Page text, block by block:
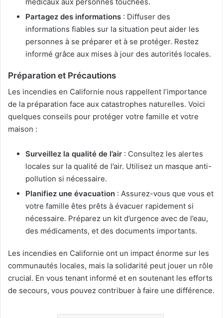
Partagez des informations : Diffuser des
informations fiables sur la situation peut aider les
personnes à se préparer et à se protéger. Restez
informé grâce aux mises à jour des autorités locales.
Préparation et Précautions
Les incendies en Californie nous rappellent l’importance
de la préparation face aux catastrophes naturelles. Voici
quelques conseils pour protéger votre famille et votre
maison :
Surveillez la qualité de l’air : Consultez les alertes
locales sur la qualité de l’air. Utilisez un masque anti-
pollution si nécessaire.
Planifiez une évacuation : Assurez-vous que vous et
votre famille êtes prêts à évacuer rapidement si
nécessaire. Préparez un kit d’urgence avec de l’eau,
des médicaments, et des documents importants.
Les incendies en Californie ont un impact énorme sur les
communautés locales, mais la solidarité peut jouer un rôle
crucial. En vous tenant informé et en soutenant les efforts
de secours, vous pouvez contribuer à faire une différence.